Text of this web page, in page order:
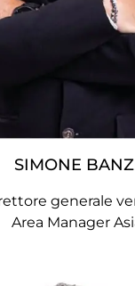
SIMONE
generale
Area Manager